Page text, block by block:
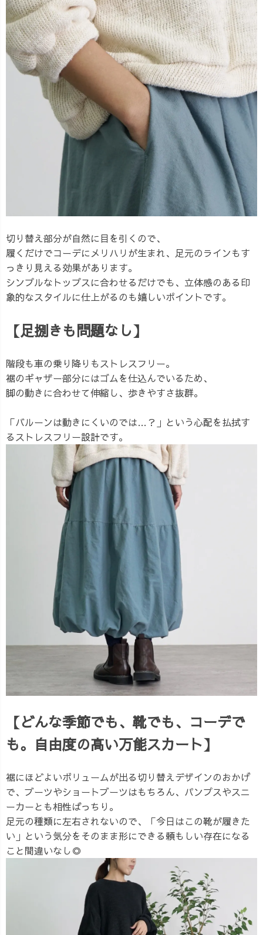
切り替え部分が自然に目を引くので、
履くだけでコーデにメリハリが生まれ、足元のラインもす
っきり見える効果があります。
シンプルなトップスに合わせるだけでも、立体感のある印
象的なスタイルに仕上がるのも嬉しいポイントです。
【足捌きも問題なし】
階段も車の乗り降りもストレスフリー。
裾のギャザー部分にはゴムを仕込んでいるため、
脚の動きに合わせて伸縮し、歩きやすさ抜群。
「バルーンは動きにくいのでは…？」という心配を払拭す
るストレスフリー設計です。
【どんな季節でも、靴でも、コーデで
も。自由度の高い万能スカート】
裾にほどよいボリュームが出る切り替えデザインのおかげ
で、ブーツやショートブーツはもちろん、パンプスやスニ
ーカーとも相性ばっちり。
足元の種類に左右されないので、「今日はこの靴が履きた
い」という気分をそのまま形にできる頼もしい存在になる
こと間違いなし◎